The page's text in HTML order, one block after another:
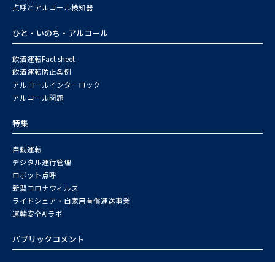
点呼とアルコール検知器
ひと・いのち・アルコール
飲酒運転Fact sheet
飲酒運転防止条例
アルコールインターロック
アルコール問題
特集
自動運転
デジタル運行管理
ロボット点呼
新型コロナウィルス
ライドシェア・自家用有償運送事業
運輸安全AIラボ
パブリックコメント